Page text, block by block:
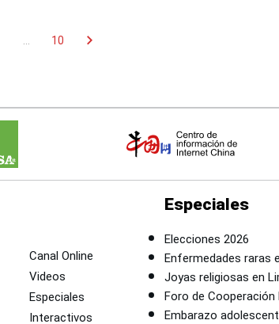
10 chevron_right
Canal Online
Videos
Especiales
Interactivos
Especiales
Elecciones 2026
Enfermedades raras
Joyas religiosas en
Foro de
Embarazo